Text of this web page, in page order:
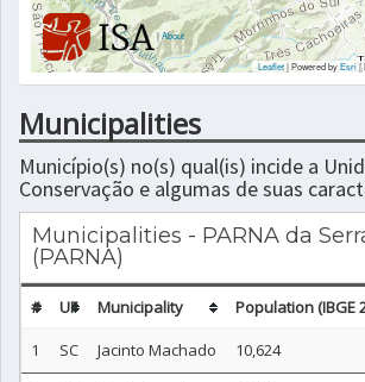
|About
Leaflet| Powered byEsri|
Municipalities
Município(s) no(s) qual(is) incide a
Conservação e algumas de suas
Municipalities - PARNA da
(PARNA)
# UF Municipality Population (IBGE
1
SC Jacinto Machado 10,624